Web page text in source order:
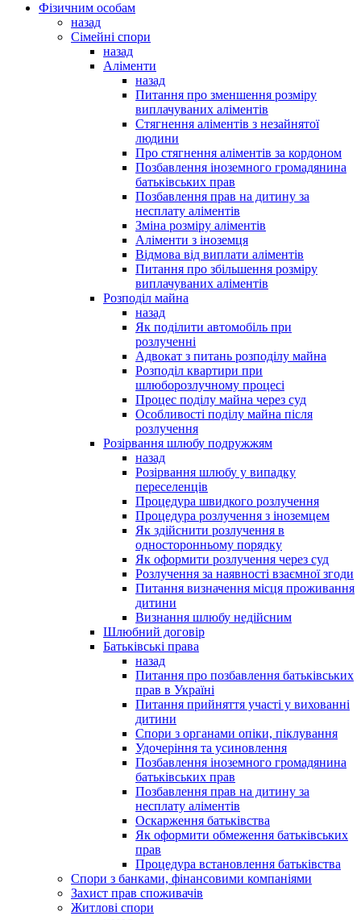
Фізичним особам
назад
Сімейні спори
назад
Аліменти
назад
Питання про зменшення розміру
виплачуваних аліментів
Стягнення аліментів з незайнятої
людини
Про стягнення аліментів за кордоном
Позбавлення іноземного громадянина
батьківських прав
Позбавлення прав на дитину за
несплату аліментів
Зміна розміру аліментів
Аліменти з іноземця
Відмова від виплати аліментів
Питання про збільшення розміру
виплачуваних аліментів
Розподіл майна
назад
Як поділити автомобіль при
розлученні
Адвокат з питань розподілу майна
Розподіл квартири при
шлюборозлучному процесі
Процес поділу майна через суд
Особливості поділу майна після
розлучення
Розірвання шлюбу подружжям
назад
Розірвання шлюбу у випадку
переселенців
Процедура швидкого розлучення
Процедура розлучення з іноземцем
Як здійснити розлучення в
односторонньому порядку
Як оформити розлучення через суд
Розлучення за наявності взаємної згоди
Питання визначення місця проживання
дитини
Визнання шлюбу недійсним
Шлюбний договір
Батьківські права
назад
Питання про позбавлення батьківських
прав в Україні
Питання прийняття участі у вихованні
дитини
Спори з органами опіки, піклування
Удочеріння та усиновлення
Позбавлення іноземного громадянина
батьківських прав
Позбавлення прав на дитину за
несплату аліментів
Оскарження батьківства
Як оформити обмеження батьківських
прав
Процедура встановлення батьківства
Спори з банками, фінансовими компаніями
Захист прав споживачів
Житлові спори